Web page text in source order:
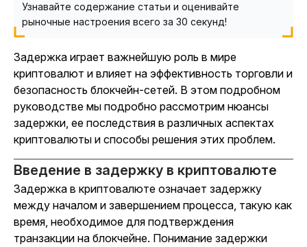
Узнавайте содержание статьи и оценивайте
рыночные настроения всего за 30 секунд!
Задержка играет важнейшую роль в мире
криптовалют и влияет на эффективность торговли и
безопасность блокчейн-сетей. В этом подробном
руководстве мы подробно рассмотрим нюансы
задержки, ее последствия в различных аспектах
криптовалюты и способы решения этих проблем.
Введение в задержку в криптовалюте
Задержка в криптовалюте означает задержку
между началом и завершением процесса, такую как
время, необходимое для подтверждения
транзакции на блокчейне. Понимание задержки